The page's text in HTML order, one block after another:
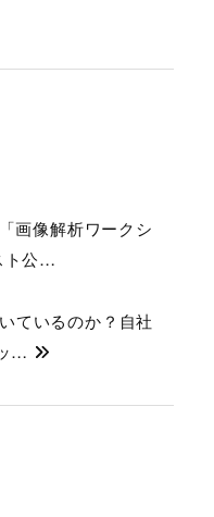
画像解析ワークシ
ト公…
ているのか？自社
…